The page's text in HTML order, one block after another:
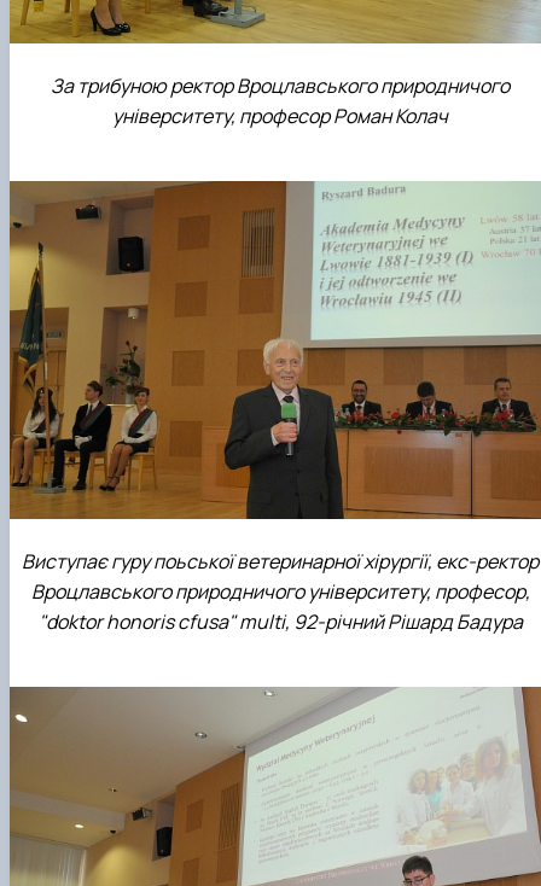
За трибуною ректор Вроцлавського природничого
університету, професор Роман Колач
Виступає гуру поьської ветеринарної хірургії, екс-ректор
Вроцлавського природничого університету, професор,
"doktor honoris cfusa" multi, 92-річний Рішард Бадура